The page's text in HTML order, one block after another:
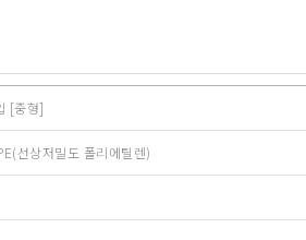
[중형]
선상저밀도 폴리에틸렌)